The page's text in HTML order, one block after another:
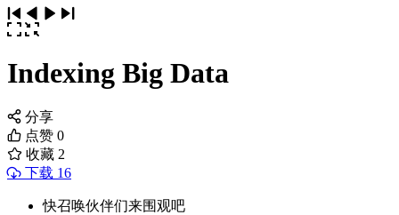
Indexing Big Data
分享
点赞 0
收藏 2
下载 16
快召唤伙伴们来围观吧